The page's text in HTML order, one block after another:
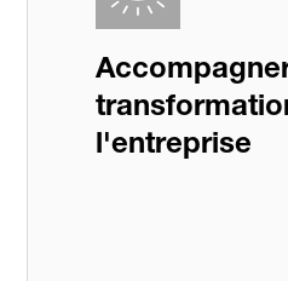
l'entreprise